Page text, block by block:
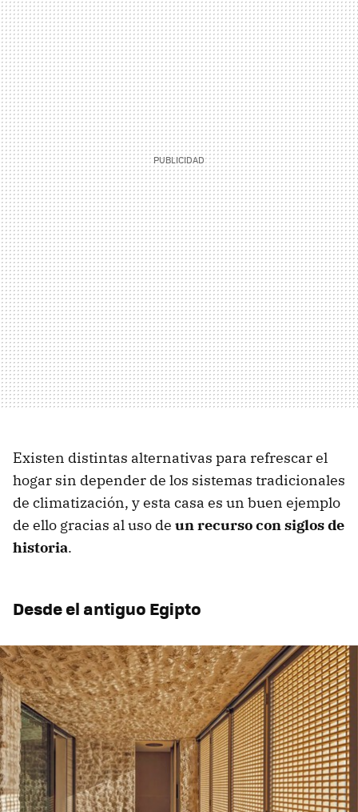
Existen distintas alternativas para refrescar el
hogar sin depender de los sistemas tradicionales
de climatización, y esta casa es un buen ejemplo
de ello gracias al uso de un recurso con siglos de
historia.
Desde el antiguo Egipto